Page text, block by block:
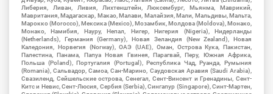
Либерия, Ливан, Ливия, Лихтенштейн, Люксембург, Мьянма, Маврикий,
Мавритания, Мадагаскар, Макао, Малави, Малайзия, Мали, Мальдивы, Мальта,
Марокко (Morocco), Мексика (Mexico), Мозамбик, Молдова (Moldova), Монако,
Монако, Намибия, Науру, Непал, Нигер, Нигерия (Nigeria), Нидерланды
(Netherlands), Германия (Germany), Новая Зеландия (New Zealand), Новая
Каледония, Норвегия (Norway), ОАЭ (UAE), Оман, Острова Кука, Пакистан,
Палестина, Панама, Папуа Новая Гвинея, Парагвай, Перу, Южная Африка,
Польша (Poland), Португалия (Portugal), Республика Чад, Руанда, Румыния
(Romania), Сальвадор, Самоа, Сан-Марино, Саудовская Аравия (Saudi Arabia),
Свазиленд, Сейшельские острова, Сенегал, Сент-Винсент и Гренадины, Сент-
Китс и Невис, Сент-Люсия, Сербия (Serbia), Сингапур (Singapore), Синт-Мартен,